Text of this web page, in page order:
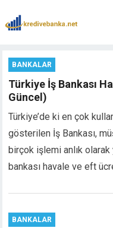
BANKALAR
Türkiye İş Bankası
Güncel)
Türkiye’de ki en çok
gösterilen İş Bankası,
birçok işlemi anlık
bankası havale ve eft
BANKALAR